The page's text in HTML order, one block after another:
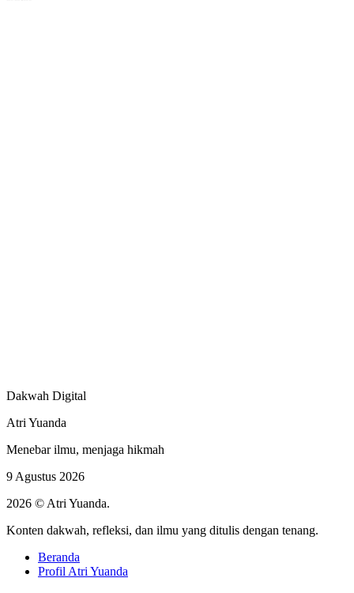
Dakwah Digital
Atri Yuanda
Menebar ilmu, menjaga hikmah
9 Agustus 2026
2026 © Atri Yuanda.
Konten dakwah, refleksi, dan ilmu yang ditulis dengan tenang.
Beranda
Profil Atri Yuanda